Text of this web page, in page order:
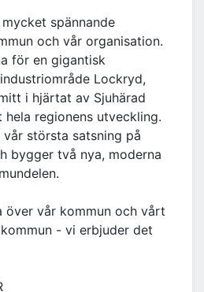
spännande
och vår organisation.
för en gigantisk
Lockryd,
i hjärtat av Sjuhärad
regionens utveckling.
största satsning på
bygger två nya, moderna
över vår kommun och vårt
- vi erbjuder det